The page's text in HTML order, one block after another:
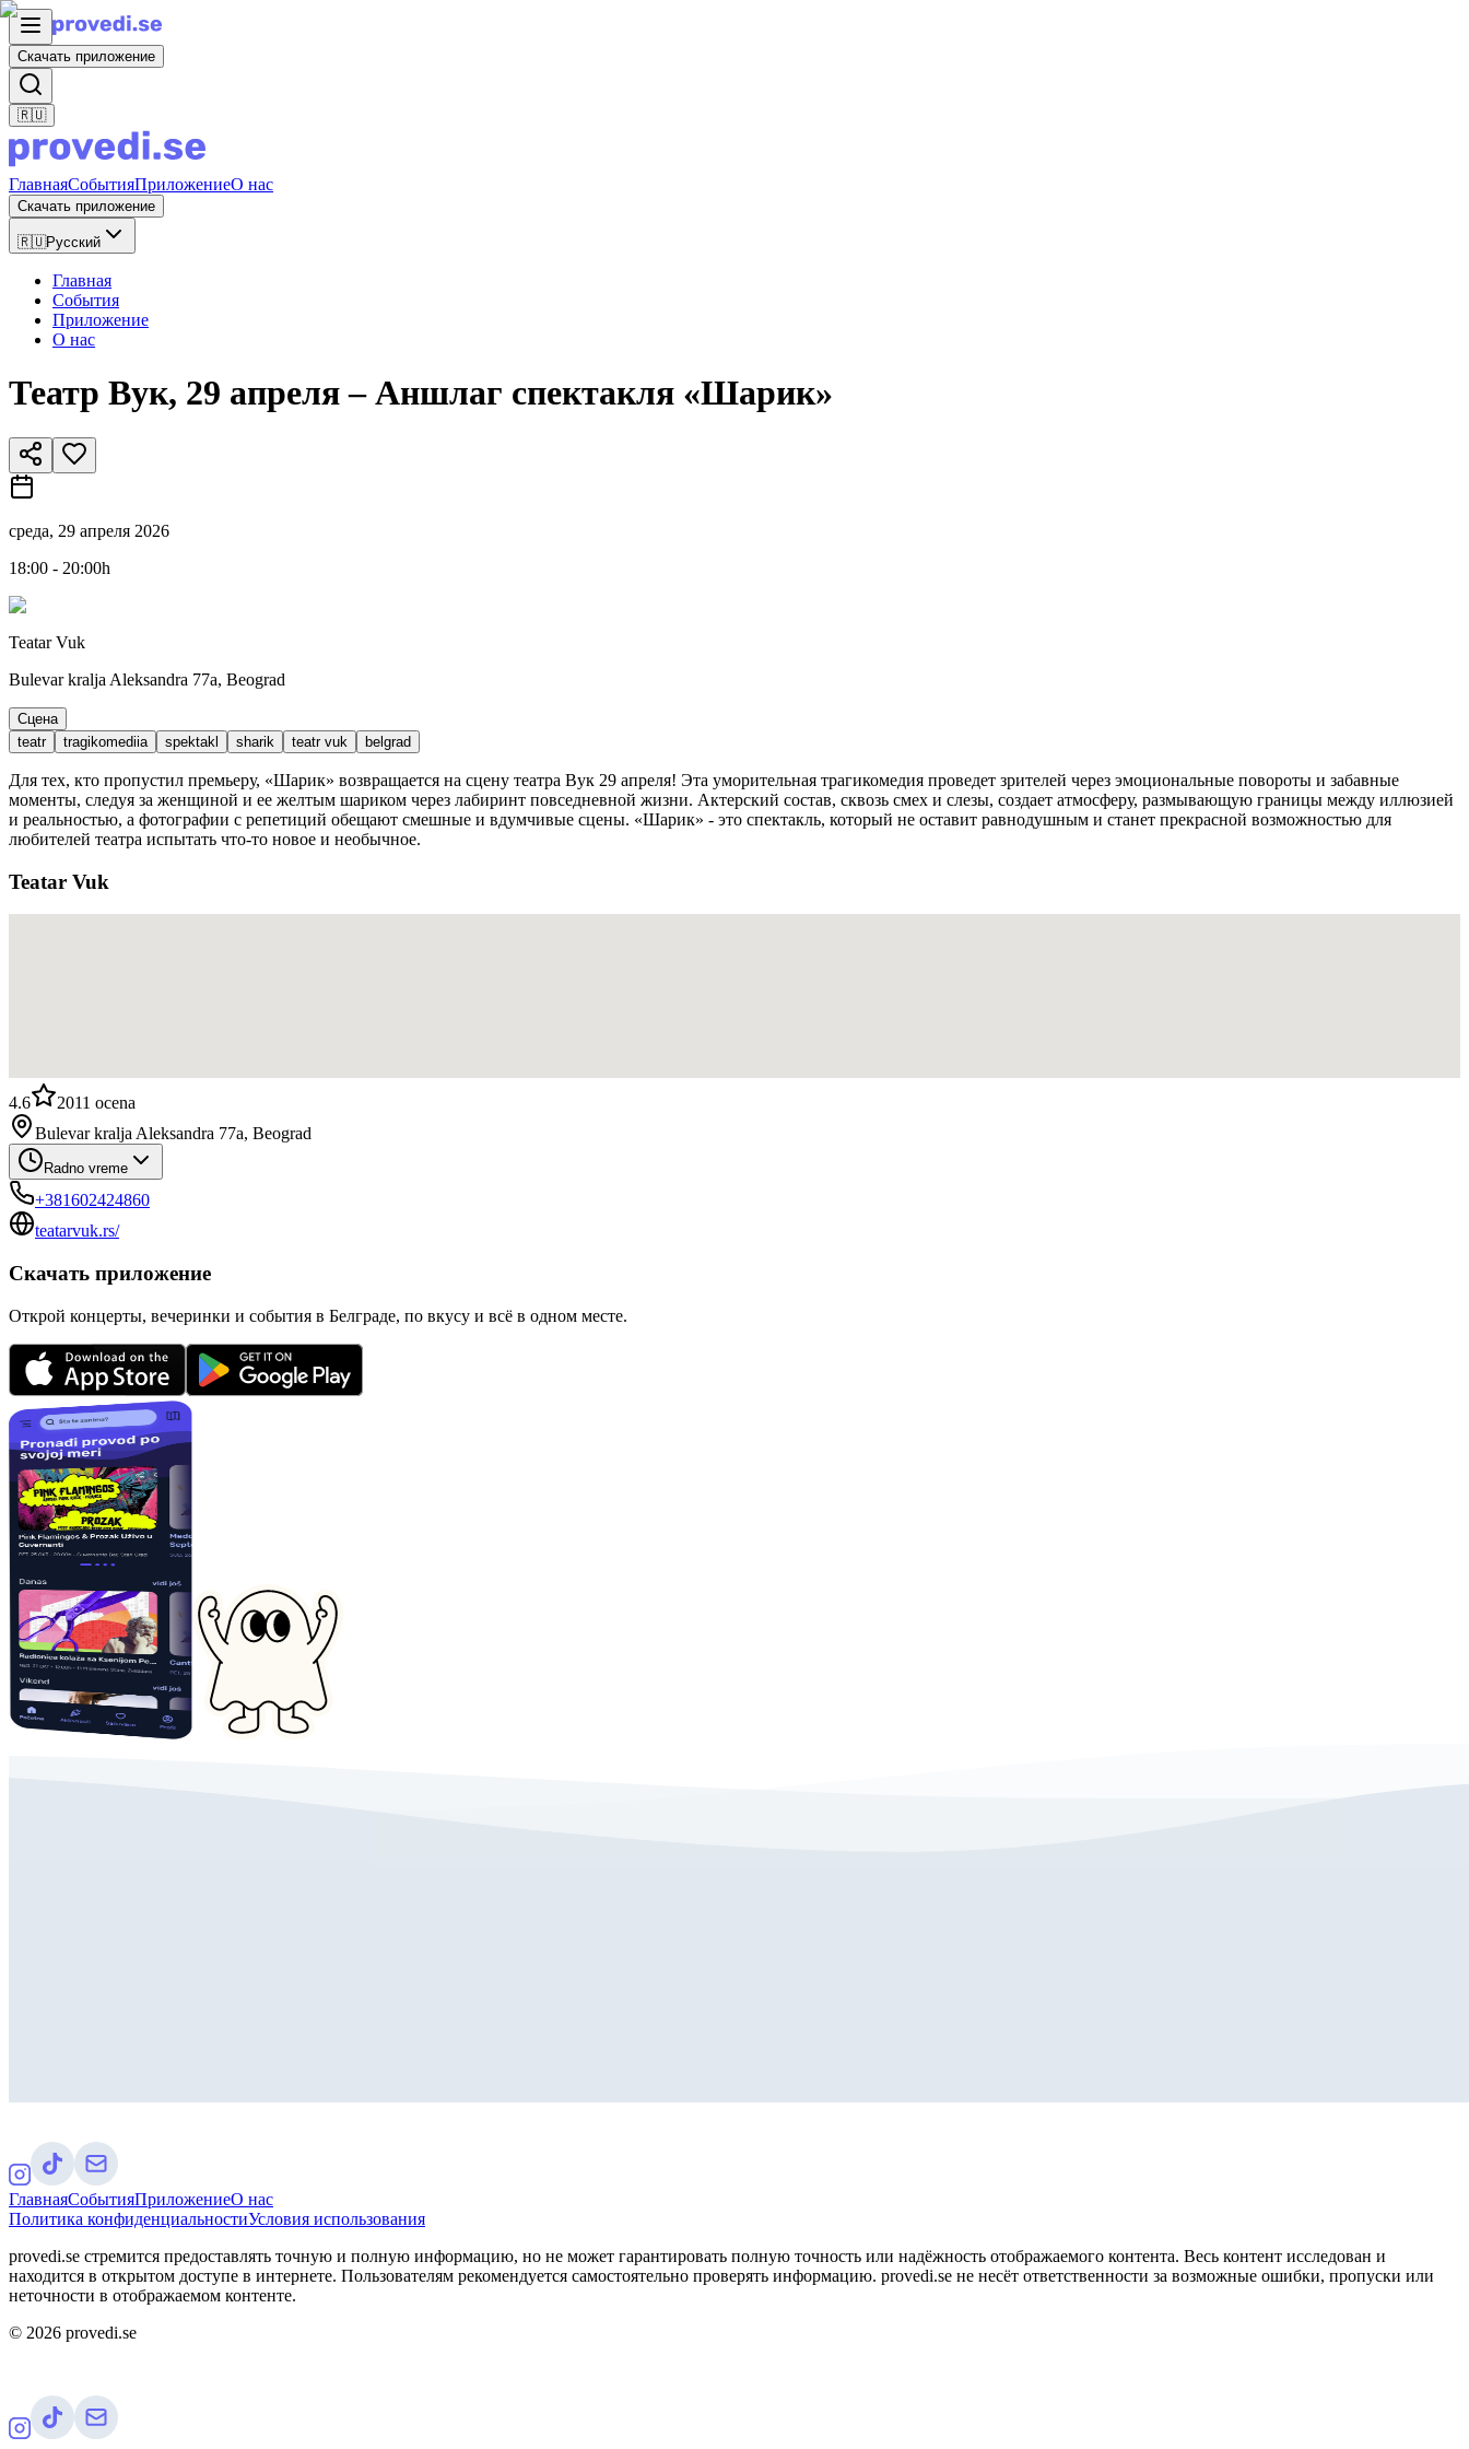
Скачать приложение
🇷🇺
ГлавнаяСобытияПриложениеО нас
Скачать приложение
🇷🇺Русский
Главная
События
Приложение
О нас
Театр Вук, 29 апреля – Аншлаг спектакля «Шарик»
среда, 29 апреля 2026
18:00 - 20:00h
Teatar Vuk
Bulevar kralja Aleksandra 77a, Beograd
Сцена
teatr
tragikomediia spektakl sharik teatr vuk belgrad
Для тех, кто пропустил премьеру, «Шарик» возвращается на сцену театра Вук 29 апреля! Эта уморительная трагикомедия проведет зрителей через эмоциональные повороты и забавные
моменты, следуя за женщиной и ее желтым шариком через лабиринт повседневной жизни. Актерский состав, сквозь смех и слезы, создает атмосферу, размывающую границы между иллюзией
и реальностью, а фотографии с репетиций обещают смешные и вдумчивые сцены. «Шарик» - это спектакль, который не оставит равнодушным и станет прекрасной возможностью для
любителей театра испытать что-то новое и необычное.
Teatar Vuk
4.6 2011 ocena
Bulevar kralja Aleksandra 77a, Beograd
Radno vreme
+381602424860
teatarvuk.rs/
Скачать приложение
Открой концерты, вечеринки и события в Белграде, по вкусу и всё в одном месте.
ГлавнаяСобытияПриложениеО нас
Политика конфиденциальностиУсловия использования
provedi.se стремится предоставлять точную и полную информацию, но не может гарантировать полную точность или надёжность отображаемого контента. Весь контент исследован и
находится в открытом доступе в интернете. Пользователям рекомендуется самостоятельно проверять информацию. provedi.se не несёт ответственности за возможные ошибки, пропуски или
неточности в отображаемом контенте.
© 2026 provedi.se